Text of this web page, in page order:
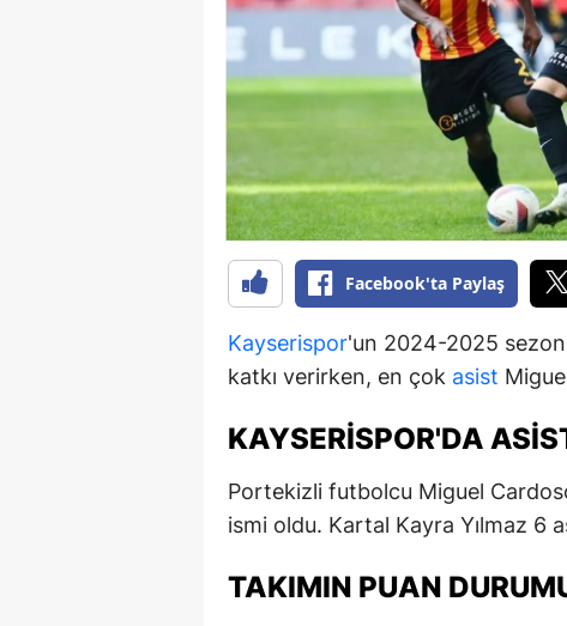
Bitlis
Bolu
Bursa
Çorum
Facebook'ta Paylaş
Kayserispor'un 2024-2025
katkı verirken, en çok asist
KAYSERISPOR'DA
Portekizli futbolcu Miguel
ismi oldu. Kartal Kayra Yılmaz 6
TAKIMIN PUAN